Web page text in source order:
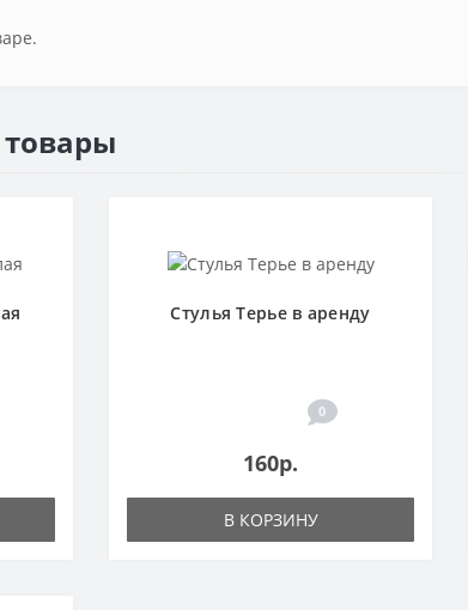
Стулья Терье в аренду
0
160р.
В КОРЗИНУ